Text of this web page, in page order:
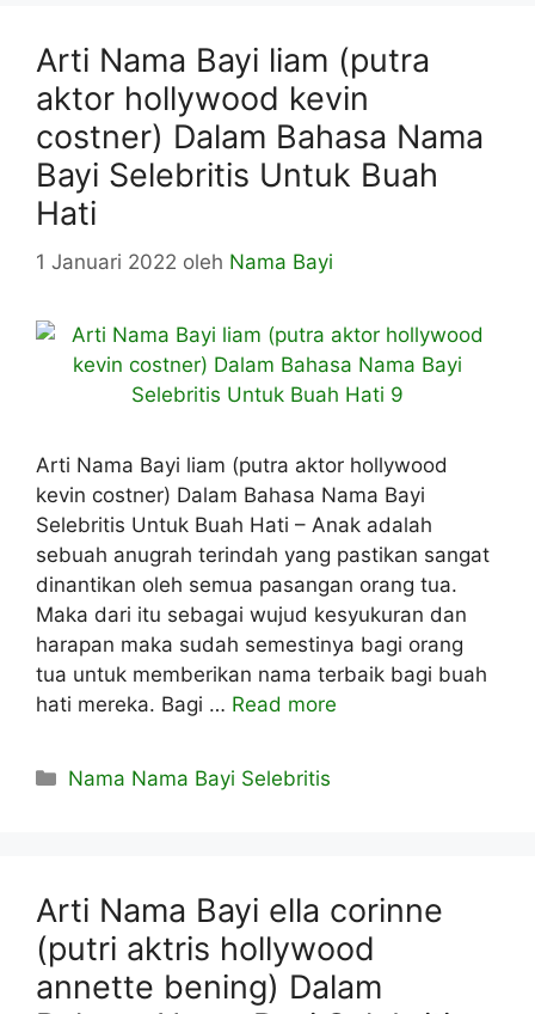
Arti Nama Bayi liam (putra
aktor hollywood kevin
costner) Dalam Bahasa Nama
Bayi Selebritis Untuk Buah
Hati
1 Januari 2022 oleh Nama Bayi
Arti Nama Bayi liam (putra aktor hollywood
kevin costner) Dalam Bahasa Nama Bayi
Selebritis Untuk Buah Hati – Anak adalah
sebuah anugrah terindah yang pastikan sangat
dinantikan oleh semua pasangan orang tua.
Maka dari itu sebagai wujud kesyukuran dan
harapan maka sudah semestinya bagi orang
tua untuk memberikan nama terbaik bagi buah
hati mereka. Bagi … Read more
Kategori
Nama Nama Bayi Selebritis
Arti Nama Bayi ella corinne
(putri aktris hollywood
annette bening) Dalam